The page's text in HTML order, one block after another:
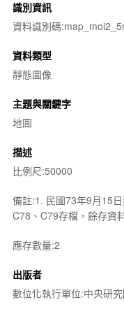
識別資訊
資料識別碼
資料類型
靜態圖像
主題與關鍵字
地圖
描述
比例尺:50000
備註:1. 民國73年9月15
C78、C79存檔，餘存資
應存數量:2
出版者
數位化執行單位:中央研